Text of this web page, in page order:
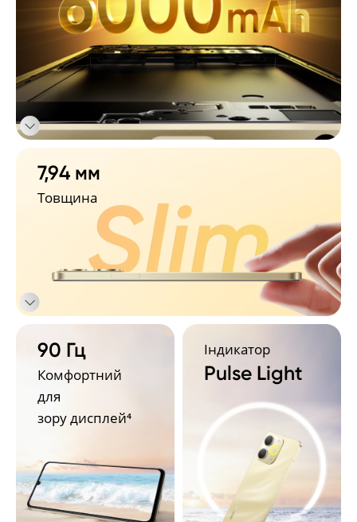
Pulse Light
Індикатор
Комфортний
для
зору дисплей⁴
90 Гц
Товщина
7,94 мм